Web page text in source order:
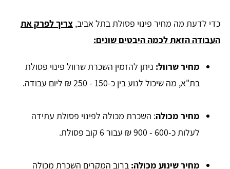
כדי לדעת מה מחיר פינוי פסולת בתל אביב, צריך לפרק את
העבודה הזאת לכמה היבטים שונים:
מחיר שרוול: ניתן להזמין השכרת שרוול פינוי פסולת
בת"א, מה שיכול לנוע בין כ-150 - 250 ₪ ליום עבודה.
מחיר מכולה: השכרת מכולה לפינוי פסולת עתידה
לעלות כ-600 - 900 ₪ עבור 6 קוב פסולת.
מחיר שינוע מכולה: ברוב המקרים השכרת מכולה